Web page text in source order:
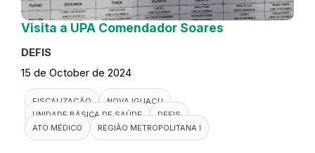
Visita a UPA Comendador Soares
DEFIS
15 de October de 2024
FISCALIZAÇÃO
NOVA IGUAÇU
UNIDADE BÁSICA DE SAÚDE
DEFIS
ATO MÉDICO
REGIÃO METROPOLITANA I